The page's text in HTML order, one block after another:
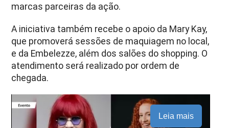
marcas parceiras da ação.
A iniciativa também recebe o apoio da Mary Kay,
que promoverá sessões de maquiagem no local,
e da Embelezze, além dos salões do shopping. O
atendimento será realizado por ordem de
chegada.
Leia mais